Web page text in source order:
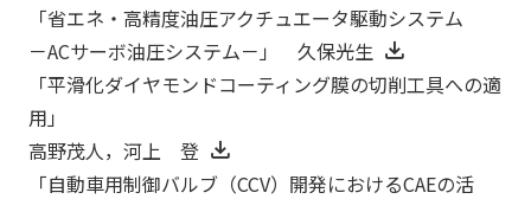
「省エネ・高精度油圧アクチュエータ駆動システム
－ACサーボ油圧システム－」 久保光生
「平滑化ダイヤモンドコーティング膜の切削工具への適
用」
高野茂人，河上 登
「自動車用制御バルブ（CCV）開発におけるCAEの活